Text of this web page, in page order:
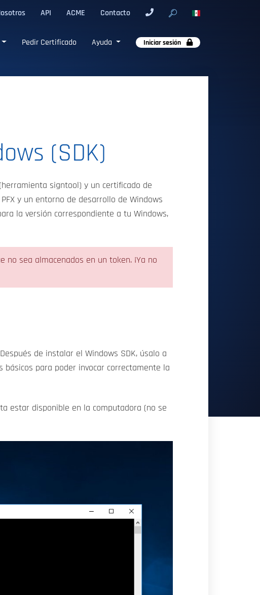
API ACME Contacto
Pedir Certificado Ayuda Iniciar sesión
(SDK)
signtool) y un certificado de
y un entorno de desarrollo de Windows
la versión correspondiente a tu Windows,
sea almacenados en un token. ¡Ya no
de instalar el Windows SDK, úsalo a
básicos para poder invocar correctamente la
estar disponible en la computadora (no se